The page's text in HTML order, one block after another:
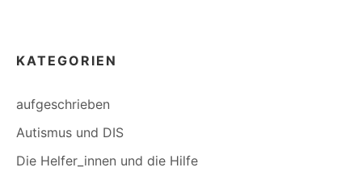
KATEGORIEN
aufgeschrieben
Autismus und DIS
Die Helfer_innen und die Hilfe